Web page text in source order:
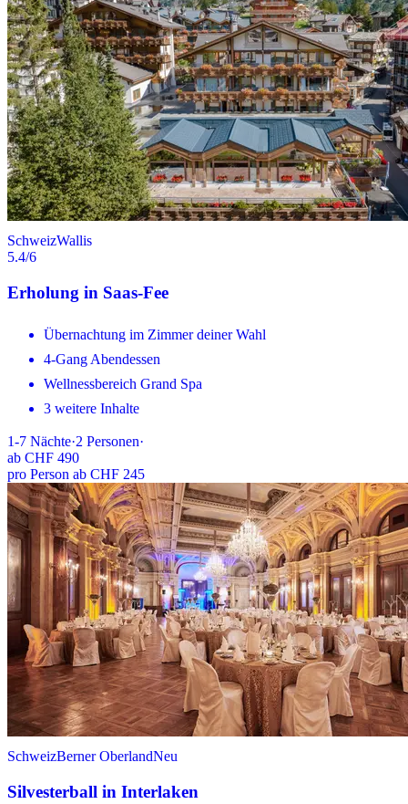
SchweizWallis
5.4/6
Erholung in Saas-Fee
Übernachtung im Zimmer deiner Wahl
4-Gang Abendessen
Wellnessbereich Grand Spa
3 weitere Inhalte
1-7 Nächte·2 Personen·
ab CHF 490
pro Person ab CHF 245
SchweizBerner OberlandNeu
Silvesterball in Interlaken